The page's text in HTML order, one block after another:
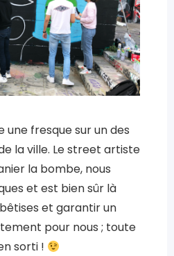
une fresque sur un des
la ville. Le street artiste
la bombe, nous
et est bien sûr là
et garantir un
pour nous ; toute
sorti !